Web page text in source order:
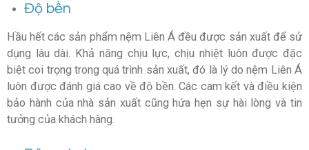
Độ bền
Hầu hết các sản phẩm nệm Liên Á đều được sản xuất để sử
dụng lâu dài. Khả năng chịu lực, chịu nhiệt luôn được đặc
biệt coi trọng trong quá trình sản xuất, đó là lý do nệm Liên Á
luôn được đánh giá cao về độ bền. Các cam kết và điều kiện
bảo hành của nhà sản xuất cũng hứa hẹn sự hài lòng và tin
tưởng của khách hàng.